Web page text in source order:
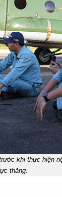
khi thực hiện
thăng.